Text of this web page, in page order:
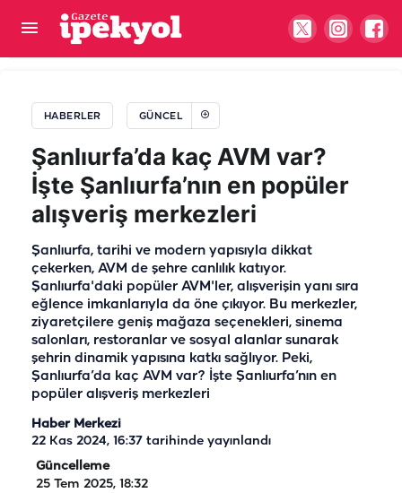
HABERLER GÜNCEL
Şanlıurfa’da kaç AVM var?
İşte Şanlıurfa’nın en popüler
alışveriş merkezleri
Şanlıurfa, tarihi ve modern yapısıyla dikkat
çekerken, AVM de şehre canlılık katıyor.
Şanlıurfa'daki popüler AVM'ler, alışverişin yanı sıra
eğlence imkanlarıyla da öne çıkıyor. Bu merkezler,
ziyaretçilere geniş mağaza seçenekleri, sinema
salonları, restoranlar ve sosyal alanlar sunarak
şehrin dinamik yapısına katkı sağlıyor. Peki,
Şanlıurfa’da kaç AVM var? İşte Şanlıurfa’nın en
popüler alışveriş merkezleri
Haber Merkezi
22 Kas 2024, 16:37 tarihinde yayınlandı
Güncelleme
25 Tem 2025, 18:32
Başkan Çelik belediyeyi mi kastetti?